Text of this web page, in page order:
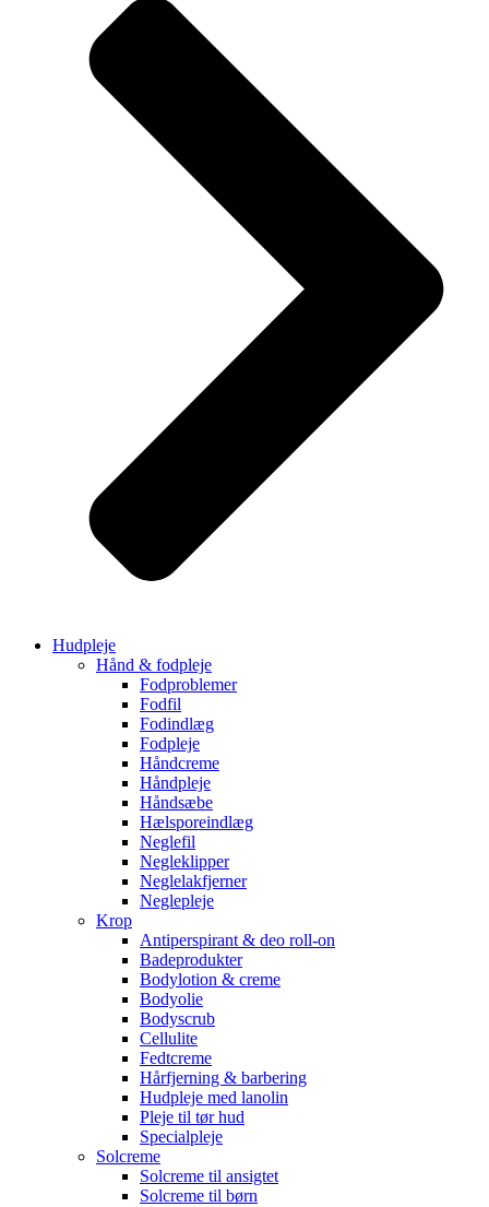
Hudpleje
Hånd & fodpleje
Fodproblemer
Fodfil
Fodindlæg
Fodpleje
Håndcreme
Håndpleje
Håndsæbe
Hælsporeindlæg
Neglefil
Negleklipper
Neglelakfjerner
Neglepleje
Krop
Antiperspirant & deo roll-on
Badeprodukter
Bodylotion & creme
Bodyolie
Bodyscrub
Cellulite
Fedtcreme
Hårfjerning & barbering
Hudpleje med lanolin
Pleje til tør hud
Specialpleje
Solcreme
Solcreme til ansigtet
Solcreme til børn